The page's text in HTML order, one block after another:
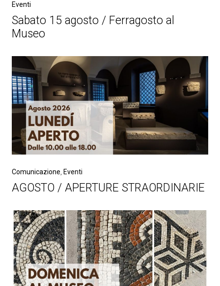
Eventi
Sabato 15 agosto / Ferragosto al
Museo
Comunicazione Eventi
AGOSTO / APERTURE STRAORDINARIE